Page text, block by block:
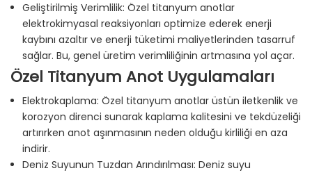
Geliştirilmiş Verimlilik: Özel titanyum anotlar
elektrokimyasal reaksiyonları optimize ederek enerji
kaybını azaltır ve enerji tüketimi maliyetlerinden tasarruf
sağlar. Bu, genel üretim verimliliğinin artmasına yol açar.
Özel Titanyum Anot Uygulamaları
Elektrokaplama: Özel titanyum anotlar üstün iletkenlik ve
korozyon direnci sunarak kaplama kalitesini ve tekdüzeliği
artırırken anot aşınmasının neden olduğu kirliliği en aza
indirir.
Deniz Suyunun Tuzdan Arındırılması: Deniz suyu